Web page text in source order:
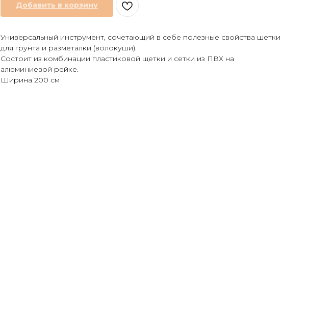
Добавить в корзину
Универсальный инструмент, сочетающий в себе полезные свойства шетки
для грунта и разметалки (волокуши).
Состоит из комбинации пластиковой щетки и сетки из ПВХ на
алюминиевой рейке.
Ширина 200 см